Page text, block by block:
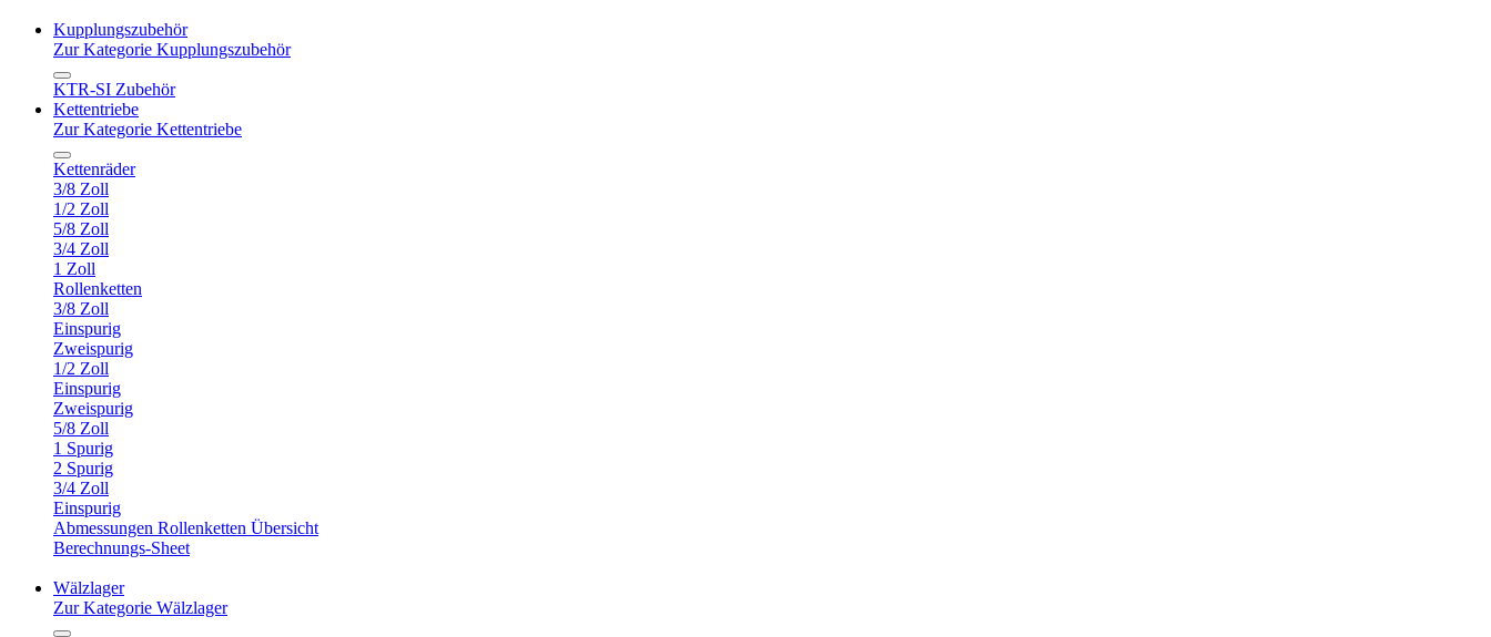
Kupplungszubehör
Zur Kategorie Kupplungszubehör
KTR-SI Zubehör
Kettentriebe
Zur Kategorie Kettentriebe
Kettenräder
3/8 Zoll
1/2 Zoll
5/8 Zoll
3/4 Zoll
1 Zoll
Rollenketten
3/8 Zoll
Einspurig
Zweispurig
1/2 Zoll
Einspurig
Zweispurig
5/8 Zoll
1 Spurig
2 Spurig
3/4 Zoll
Einspurig
Abmessungen Rollenketten Übersicht
Berechnungs-Sheet
Wälzlager
Zur Kategorie Wälzlager